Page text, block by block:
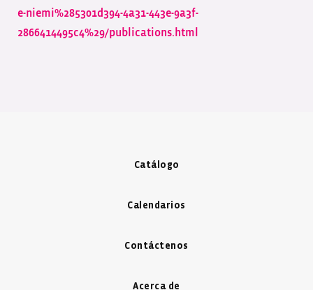
e-niemi%285301d394-4a31-443e-9a3f-
2866414495c4%29/publications.html
Catálogo
Calendarios
Contáctenos
Acerca de